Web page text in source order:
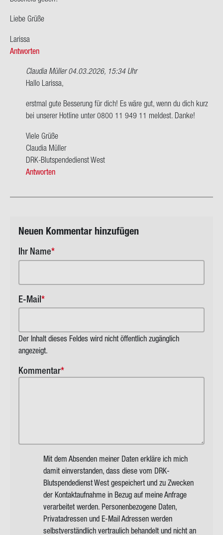
Liebe Grüße
La­ris­sa
Antworten
Claudia Müller04.03.2026, 15:34 Uhr
Ant­
auf
Hallo,
ich
war
ges­
tern…
Hallo La­ris­sa,
erst­mal gute Bes­se­rung für dich! Es wäre gut, wenn du dich kurz
bei un­se­rer Hot­line unter 0800 11 949 11 mel­dest. Danke!
Viele Grüße
Clau­dia Mül­ler
DRK-​Blutspendedienst West
Antworten
Neuen Kom­men­tar hin­zu­fü­gen
Ihr Name
E-Mail
Der Inhalt dieses Feldes wird nicht öffentlich zugänglich
angezeigt.
Kommentar
Mit dem Absenden meiner Daten erkläre ich mich
damit einverstanden, dass diese vom DRK-
Blutspendedienst West gespeichert und zu Zwecken
der Kontaktaufnahme in Bezug auf meine Anfrage
verarbeitet werden. Personenbezogene Daten,
Privatadressen und E-Mail Adressen werden
selbstverständlich vertraulich behandelt und nicht an